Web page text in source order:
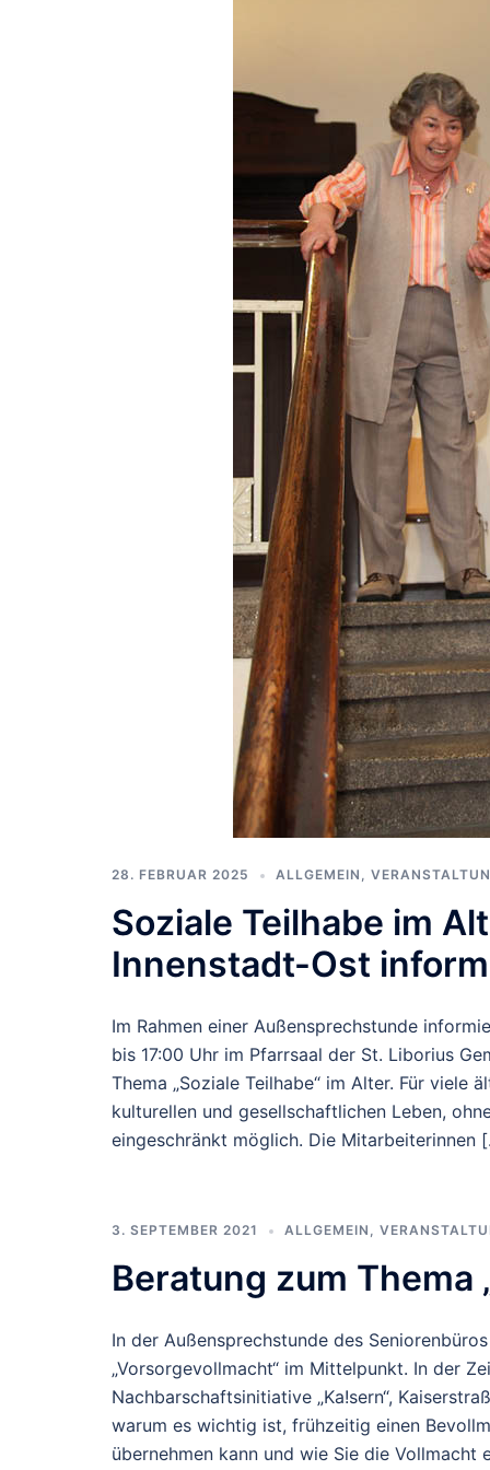
28. FEBRUAR 2025 ALLGEMEIN ,
Soziale Teilhabe im
Innenstadt-Ost
Im Rahmen einer Außensprechstunde
bis 17:00 Uhr im Pfarrsaal der St. Liborius
Thema „Soziale Teilhabe“ im Alter. Für viele
kulturellen und gesellschaftlichen Leben,
eingeschränkt möglich. Die Mitarbeiterinnen
3. SEPTEMBER 2021 ALLGEMEIN ,
Beratung zum Thema
In der Außensprechstunde des
„Vorsorgevollmacht“ im Mittelpunkt. In der
Nachbarschaftsinitiative „Ka!sern“,
warum es wichtig ist, frühzeitig einen
übernehmen kann und wie Sie die